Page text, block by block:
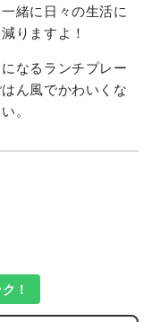
緒に日々の生活に
りますよ！
なるランチプレー
ん風でかわいくな
。
！